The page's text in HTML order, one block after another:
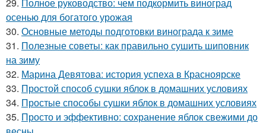
осенью для богатого урожая
30. Основные методы подготовки винограда к зиме
31. Полезные советы: как правильно сушить шиповник
на зиму
32. Марина Девятова: история успеха в Красноярске
33. Простой способ сушки яблок в домашних условиях
34. Простые способы сушки яблок в домашних условиях
35. Просто и эффективно: сохранение яблок свежими до